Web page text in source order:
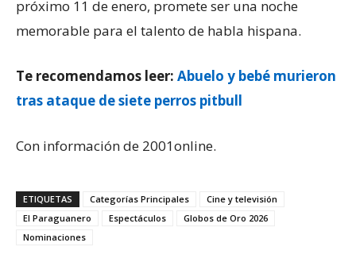
próximo 11 de enero, promete ser una noche
memorable para el talento de habla hispana.
Te recomendamos leer: Abuelo y bebé murieron
tras ataque de siete perros pitbull
Con información de 2001online.
ETIQUETAS Categorías Principales
Cine y televisión
El Paraguanero
Espectáculos
Globos de Oro 2026
Nominaciones